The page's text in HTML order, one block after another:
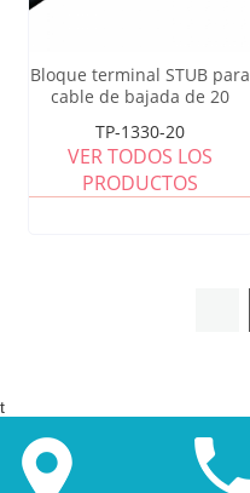
Bloque terminal STUB para
cable de bajada de 20
protección, relleno de
grasa
TP-1330-20
VER TODOS LOS
PRODUCTOS
t